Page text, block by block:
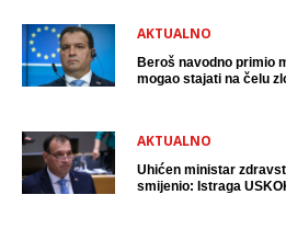
AKTUALNO
Beroš navodno primio
mogao stajati na čelu
AKTUALNO
Uhićen ministar
smijenio: Istraga